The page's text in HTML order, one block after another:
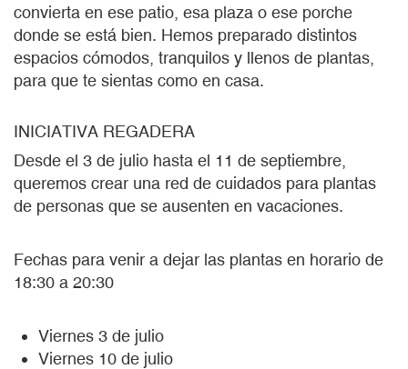
convierta en ese patio, esa plaza o ese porche
donde se está bien. Hemos preparado distintos
espacios cómodos, tranquilos y llenos de plantas,
para que te sientas como en casa.
INICIATIVA REGADERA
Desde el 3 de julio hasta el 11 de septiembre,
queremos crear una red de cuidados para plantas
de personas que se ausenten en vacaciones.
Fechas para venir a dejar las plantas en horario de
18:30 a 20:30
Viernes 3 de julio
Viernes 10 de julio